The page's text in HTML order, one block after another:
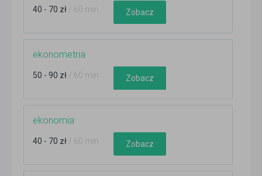
40 - 70 zł / 60 min Zobacz
ekonometria
50 - 90 zł / 60 min Zobacz
ekonomia
40 - 70 zł / 60 min Zobacz